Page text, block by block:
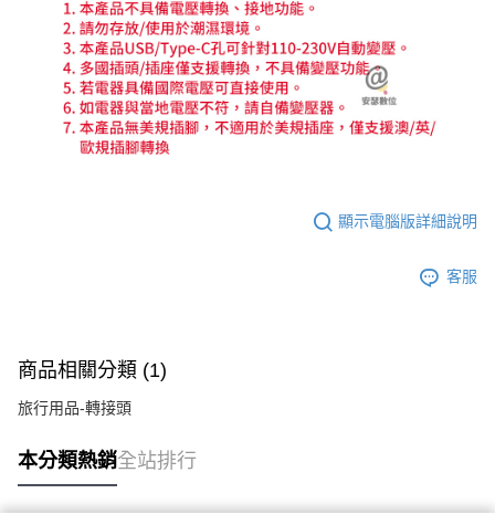
顯示電腦版詳細說明
客服
商品相關分類 (1)
旅行用品-轉接頭
本分類熱銷全站排行